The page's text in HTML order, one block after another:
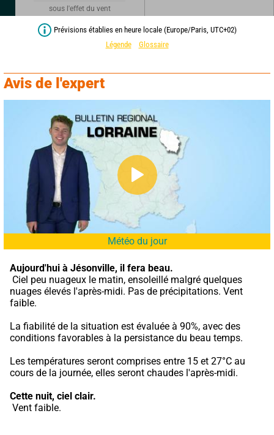
sous l'effet du vent
Prévisions établies en heure locale (Europe/Paris, UTC+02)
Légende
Glossaire
Avis de l'expert
Météo du jour
Aujourd'hui à Jésonville, il fera beau.
nuages élevés l'après-midi. Pas de précipitations. Vent
faible.
La fiabilité de la situation est évaluée à 90%, avec des
conditions favorables à la persistance du beau temps.
Les températures seront comprises entre 15 et 27°C au
cours de la journée, elles seront chaudes l'après-midi.
Cette nuit, ciel clair.
Vent faible.